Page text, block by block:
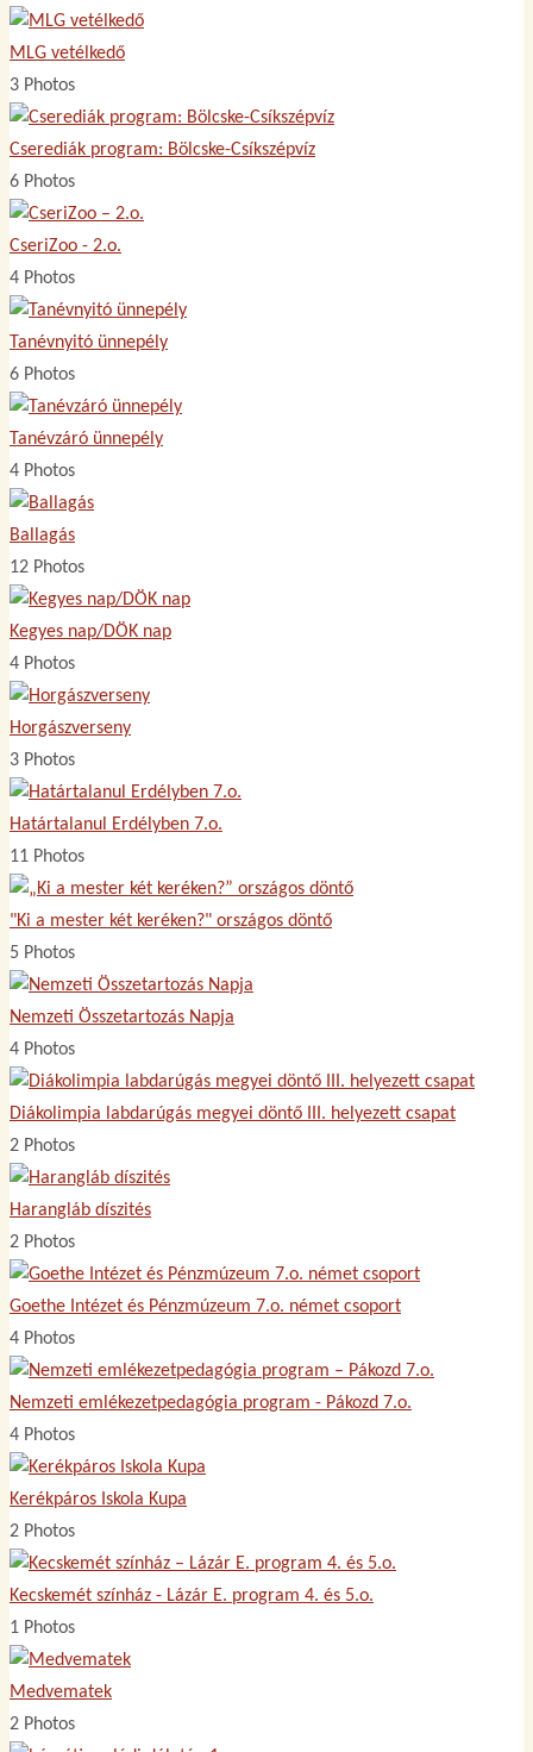
MLG vetélkedő
3 Photos
Cserediák program: Bölcske-Csíkszépvíz
6 Photos
CseriZoo - 2.o.
4 Photos
Tanévnyitó ünnepély
6 Photos
Tanévzáró ünnepély
4 Photos
Ballagás
12 Photos
Kegyes nap/DÖK nap
4 Photos
Horgászverseny
3 Photos
Határtalanul Erdélyben 7.o.
11 Photos
"Ki a mester két keréken?" országos döntő
5 Photos
Nemzeti Összetartozás Napja
4 Photos
Diákolimpia labdarúgás megyei döntő III. helyezett csapat
2 Photos
Harangláb díszités
2 Photos
Goethe Intézet és Pénzmúzeum 7.o. német csoport
4 Photos
Nemzeti emlékezetpedagógia program - Pákozd 7.o.
4 Photos
Kerékpáros Iskola Kupa
2 Photos
Kecskemét színház - Lázár E. program 4. és 5.o.
1 Photos
Medvematek
2 Photos